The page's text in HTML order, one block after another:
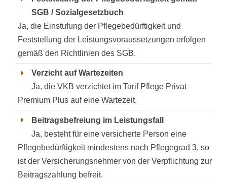
SGB / Sozialgesetzbuch
Ja, die Einstufung der Pflegebedürftigkeit und
Feststellung der Leistungsvoraussetzungen erfolgen
gemäß den Richtlinien des SGB.
Verzicht auf Wartezeiten
Ja, die VKB verzichtet im Tarif Pflege Privat
Premium Plus auf eine Wartezeit.
Beitragsbefreiung im Leistungsfall
Ja, besteht für eine versicherte Person eine
Pflegebedürftigkeit mindestens nach Pflegegrad 3, so
ist der Versicherungsnehmer von der Verpflichtung zur
Beitragszahlung befreit.